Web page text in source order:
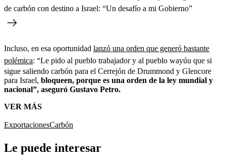
de carbón con destino a Israel: “Un desafío a mi Gobierno”
Incluso, en esa oportunidad lanzó una orden que generó bastante
polémica: “Le pido al pueblo trabajador y al pueblo wayúu que si
sigue saliendo carbón para el Cerrejón de Drummond y Glencore
para Israel, bloqueen, porque es una orden de la ley mundial y
nacional”, aseguró Gustavo Petro.
VER MÁS
ExportacionesCarbón
Le puede interesar